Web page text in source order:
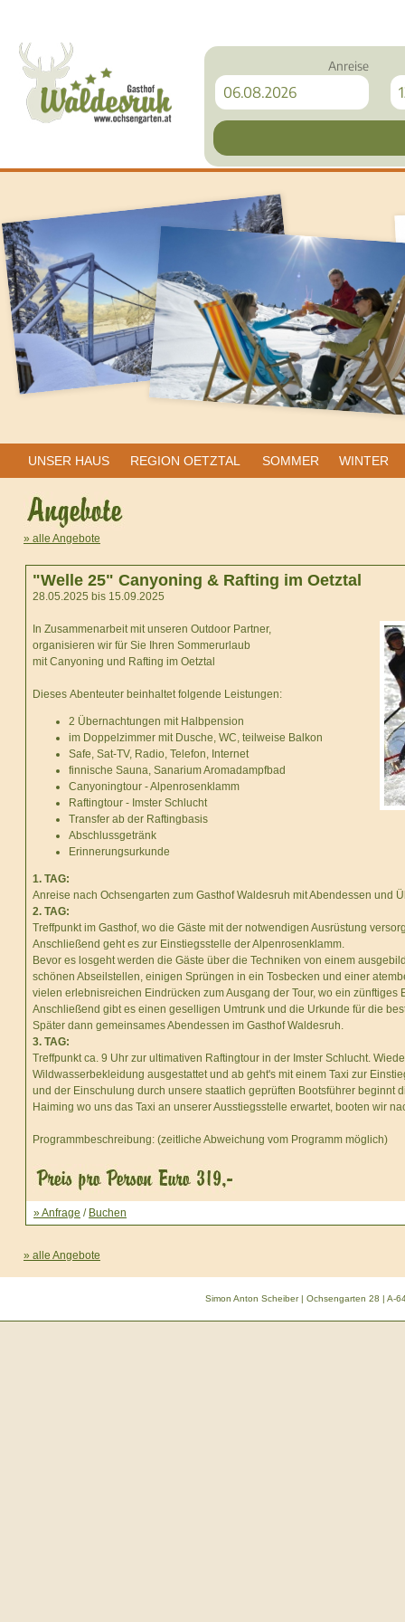
Anreise
UNSER HAUS REGION OETZTAL SOMMER WINTER
» alle Angebote
"Welle 25" Canyoning & Rafting im Oetztal
28.05.2025 bis 15.09.2025
In Zusammenarbeit mit unseren Outdoor Partner,
organisieren wir für Sie Ihren Sommerurlaub
mit Canyoning und Rafting im Oetztal
Dieses Abenteuter beinhaltet folgende Leistungen:
2 Übernachtungen mit Halbpension
im Doppelzimmer mit Dusche, WC, teilweise Balkon
Safe, Sat-TV, Radio, Telefon, Internet
finnische Sauna, Sanarium Aromadampfbad
Canyoningtour - Alpenrosenklamm
Raftingtour - Imster Schlucht
Transfer ab der Raftingbasis
Abschlussgetränk
Erinnerungsurkunde
1. TAG:
Anreise nach Ochsengarten zum Gasthof Waldesruh mit Abendessen und
2. TAG:
Treffpunkt im Gasthof, wo die Gäste mit der notwendigen Ausrüstung
Anschließend geht es zur Einstiegsstelle der Alpenrosenklamm.
Bevor es losgeht werden die Gäste über die Techniken von einem
schönen Abseilstellen, einigen Sprüngen in ein Tosbecken und einer
vielen erlebnisreichen Eindrücken zum Ausgang der Tour, wo ein zünftiges
Anschließend gibt es einen geselligen Umtrunk und die Urkunde für die
Später dann gemeinsames Abendessen im Gasthof Waldesruh.
3. TAG:
Treffpunkt ca. 9 Uhr zur ultimativen Raftingtour in der Imster Schlucht.
Wildwasserbekleidung ausgestattet und ab geht's mit einem Taxi zur
und der Einschulung durch unsere staatlich geprüften Bootsführer beginnt
Haiming wo uns das Taxi an unserer Ausstiegsstelle erwartet, booten wir
Programmbeschreibung: (zeitliche Abweichung vom Programm möglich)
» Anfrage / Buchen
» alle Angebote
Simon Anton Scheiber | Ochsengarten 28 | A-